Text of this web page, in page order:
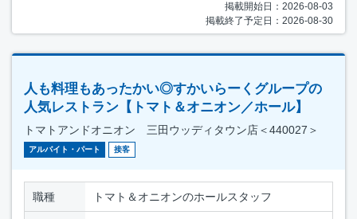
掲載開始日：2026-08-03
掲載終了予定日：2026-08-30
人も料理もあったかい◎すかいらーくグループの
人気レストラン【トマト＆オニオン／ホール】
トマトアンドオニオン 三田ウッディタウン店＜440027＞
アルバイト・パート 接客
職種 トマト＆オニオンのホールスタッフ